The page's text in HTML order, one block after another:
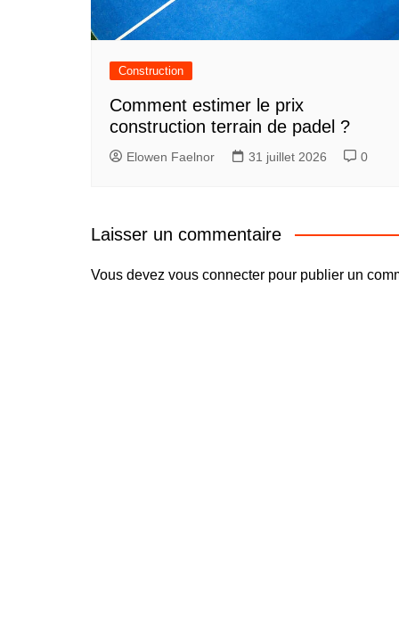
Construction
Comment estimer le prix
construction terrain de padel ?
Elowen Faelnor 31 juillet 2026 0
Laisser un commentaire
Vous devez vous connecter pour publier un